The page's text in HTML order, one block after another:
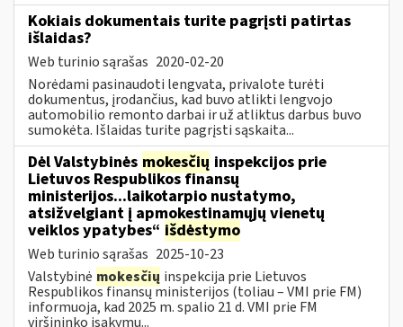
Kokiais dokumentais turite pagrįsti patirtas
išlaidas?
Web turinio sąrašas 2020-02-20
Norėdami pasinaudoti lengvata, privalote turėti
dokumentus, įrodančius, kad buvo atlikti lengvojo
automobilio remonto darbai ir už atliktus darbus buvo
sumokėta. Išlaidas turite pagrįsti sąskaita...
Dėl Valstybinės mokesčių inspekcijos prie
Lietuvos Respublikos finansų
ministerijos...laikotarpio nustatymo,
atsižvelgiant į apmokestinamųjų vienetų
veiklos ypatybes“ išdėstymo
Web turinio sąrašas 2025-10-23
Valstybinė mokesčių inspekcija prie Lietuvos
Respublikos finansų ministerijos (toliau – VMI prie FM)
informuoja, kad 2025 m. spalio 21 d. VMI prie FM
viršininko įsakymu...